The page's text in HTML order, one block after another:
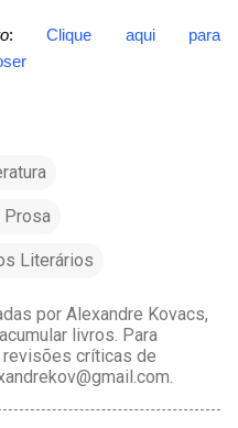
:Clique aqui para
Prosa
Literários
por Alexandre Kovacs,
livros. Para
críticas de